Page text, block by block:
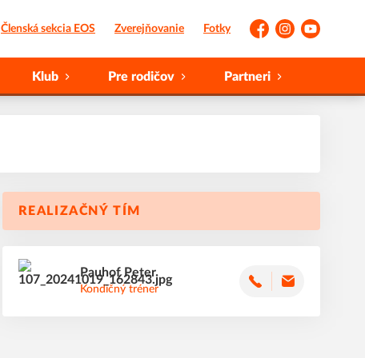
Členská sekcia EOS Zverejňovanie Fotky
FacebookInstagramYouTube
Klub Pre rodičov Partneri
REALIZAČNÝ TÍM
Peter
Pauhof
Kondičný tréner